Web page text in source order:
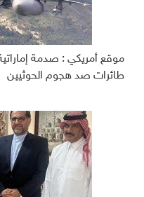
موقع أمريكي : صدمة
طائرات صد هجوم الحوثيين